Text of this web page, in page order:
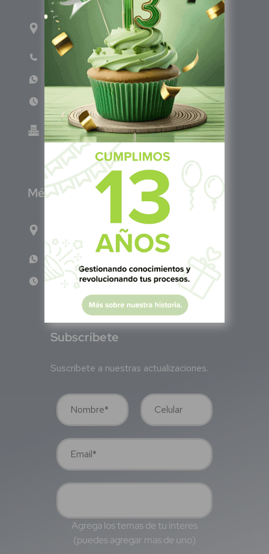
1ro Cll Pte, y 61 Av Nte, #3206, Local 9, San
Salvador Centro
Teléfono: +503 6986 1402
WhatsApp: +503 7687 3923
Lun - Vie 8:00am - 5:00pm
Green Know S.A de C.V - El Salvador 0614-
220118-102-0
México
Calle Pitágoras 234, Col. Narvarte Poniente,
Alcaldía Benito Juárez, C.P. 03020, CDMX
WhatsApp: +52 1 331 407 6342
Lun - Vie 8:00 am - 5:00 pm
Subscríbete
Suscríbete a nuestras actualizaciones.
Agrega los temas de tu interes
(puedes agregar mas de uno)